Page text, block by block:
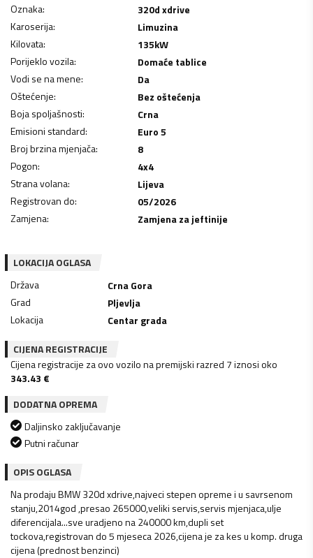
Oznaka:
320d xdrive
Karoserija:
Limuzina
Kilovata: 135kW
Porijeklo vozila:
Domaće tablice
Vodi se na mene:
Da
Oštećenje:
Bez oštećenja
Boja spoljašnosti:
Crna
Emisioni standard:
Euro 5
Broj brzina mjenjača:
8
Pogon:
4x4
Strana volana:
Lijeva
Registrovan do:
05/2026
Zamjena: Zamjena za jeftinije
LOKACIJA OGLASA
Država
Crna Gora
Grad
Pljevlja
Lokacija
Centar grada
CIJENA REGISTRACIJE
Cijena registracije za ovo vozilo na premijski razred 7 iznosi oko
343.43 €
DODATNA OPREMA
Daljinsko zaključavanje
Putni računar
OPIS OGLASA
Na prodaju BMW 320d xdrive,najveci stepen opreme i u savrsenom
stanju,2014god ,presao 265000,veliki servis,servis mjenjaca,ulje
diferencijala...sve uradjeno na 240000 km,dupli set
tockova,registrovan do 5 mjeseca 2026,cijena je za kes u komp. druga
cijena (prednost benzinci)